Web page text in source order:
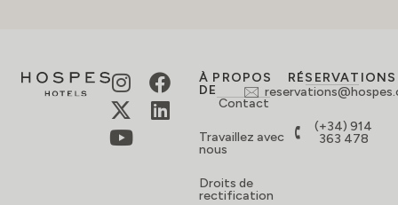
À PROPOS
DE
Contact
Travaillez avec
nous
Droits de
rectification
RÉSERVATIONS
(+34) 914
363 478